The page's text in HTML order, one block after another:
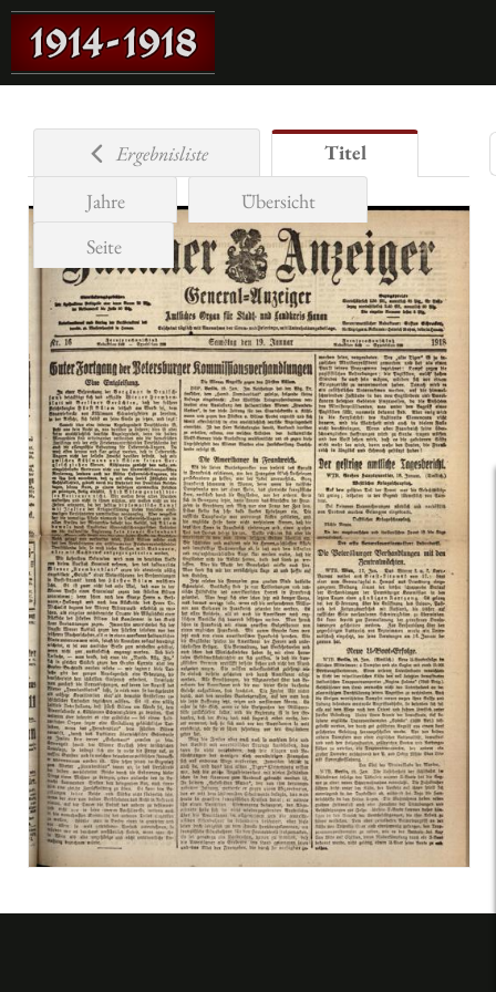
Ergebnisliste
Titel
Jahre
Übersicht
Seite